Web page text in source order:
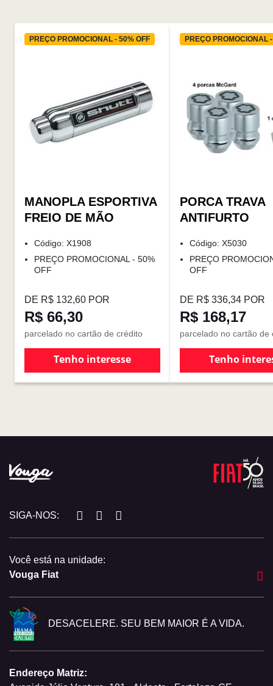
PREÇO PROMOCIONAL - 50% OFF
MANOPLA ESPORTIVA
FREIO DE MÃO
Código: X1908
PREÇO PROMOCIONAL - 50%
OFF
DE R$ 132,60 POR
R$ 66,30
parcelado no cartão de crédito
Tenho interesse
PREÇO PROMOCIONAL
PORCA TRAVA
ANTIFURTO
Código: X5030
PREÇO
OFF
DE R$ 336,34 POR
R$ 168,17
parcelado no cartão de
Tenho
SIGA-NOS:
Você está na unidade:
Vouga Fiat
DESACELERE. SEU BEM MAIOR É A VIDA.
Endereço Matriz: